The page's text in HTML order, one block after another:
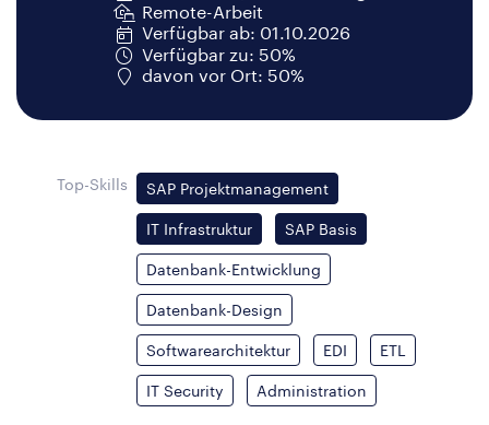
Remote-Arbeit
Verfügbar ab: 01.10.2026
Verfügbar zu: 50%
davon vor Ort: 50%
Top-Skills SAP Projektmanagement
IT Infrastruktur SAP Basis
Datenbank-Entwicklung
Datenbank-Design
Softwarearchitektur EDI ETL
IT Security Administration